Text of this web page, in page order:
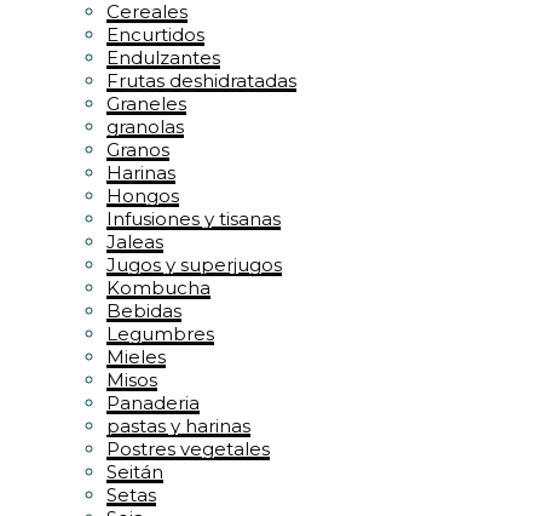
Cereales
Encurtidos
Endulzantes
Frutas deshidratadas
Graneles
granolas
Granos
Harinas
Hongos
Infusiones y tisanas
Jaleas
Jugos y superjugos
Kombucha
Bebidas
Legumbres
Mieles
Misos
Panaderia
pastas y harinas
Postres vegetales
Seitán
Setas